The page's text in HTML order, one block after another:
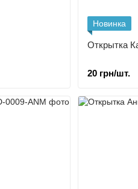
Новинка
Открытка
20 грн/шт.